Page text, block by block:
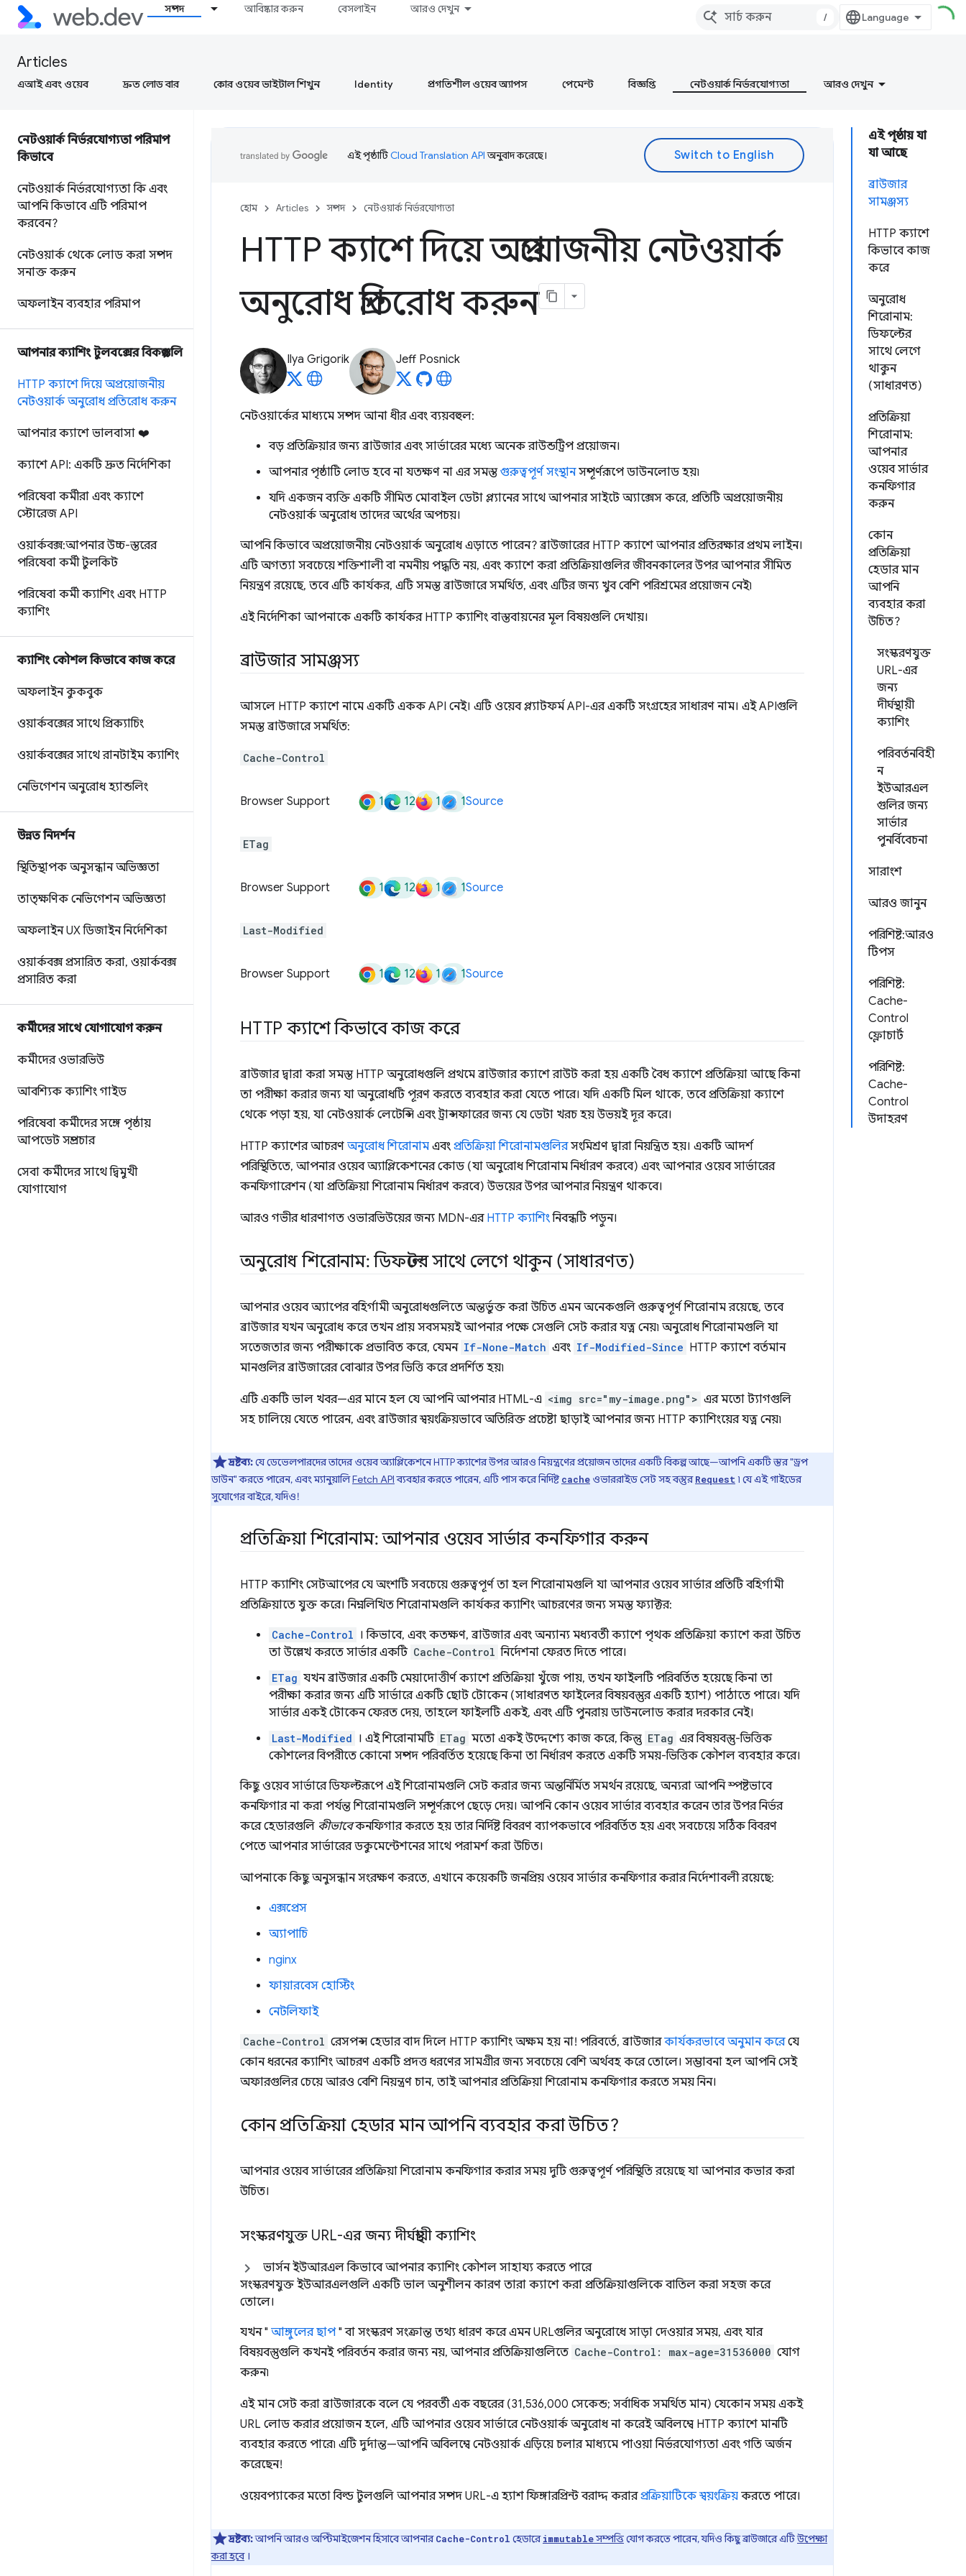
সম্পদ আবিষ্কার করুন বেসলাইন আরও দেখুন
/
Articles
এআই এবং ওয়েব দ্রুত লোড বার কোর ওয়েব ভাইটাল শিখুন Identity প্রগতিশীল ওয়েব অ্যাপস পেমেন্ট বিজ্ঞপ্তি নেটওয়ার্ক নির্ভরযোগ্যতা আরও দেখুন
নেটওয়ার্ক নির্ভরযোগ্যতা পরিমাপ
কিভাবে
নেটওয়ার্ক নির্ভরযোগ্যতা কি এবং
আপনি কিভাবে এটি পরিমাপ
করবেন?
নেটওয়ার্ক থেকে লোড করা সম্পদ
সনাক্ত করুন
অফলাইন ব্যবহার পরিমাপ
আপনার ক্যাশিং টুলবক্সের বিকল্পগুলি
HTTP ক্যাশে দিয়ে অপ্রয়োজনীয়
নেটওয়ার্ক অনুরোধ প্রতিরোধ করুন
আপনার ক্যাশে ভালবাসা ❤️
ক্যাশে API: একটি দ্রুত নির্দেশিকা
পরিষেবা কর্মীরা এবং ক্যাশে
স্টোরেজ API
ওয়ার্কবক্স: আপনার উচ্চ-স্তরের
পরিষেবা কর্মী টুলকিট
পরিষেবা কর্মী ক্যাশিং এবং HTTP
ক্যাশিং
ক্যাশিং কৌশল কিভাবে কাজ করে
অফলাইন কুকবুক
ওয়ার্কবক্সের সাথে প্রিক্যাচিং
ওয়ার্কবক্সের সাথে রানটাইম ক্যাশিং
নেভিগেশন অনুরোধ হ্যান্ডলিং
উন্নত নিদর্শন
স্থিতিস্থাপক অনুসন্ধান অভিজ্ঞতা
তাত্ক্ষণিক নেভিগেশন অভিজ্ঞতা
অফলাইন UX ডিজাইন নির্দেশিকা
ওয়ার্কবক্স প্রসারিত করা, ওয়ার্কবক্স
প্রসারিত করা
কর্মীদের সাথে যোগাযোগ করুন
কর্মীদের ওভারভিউ
আবশ্যিক ক্যাশিং গাইড
পরিষেবা কর্মীদের সঙ্গে পৃষ্ঠায়
আপডেট সম্প্রচার
সেবা কর্মীদের সাথে দ্বিমুখী
যোগাযোগ
এই পৃষ্ঠায় যা
যা আছে
ব্রাউজার
সামঞ্জস্য
HTTP ক্যাশে
কিভাবে কাজ
করে
অনুরোধ
শিরোনাম:
ডিফল্টের
সাথে লেগে
থাকুন
(সাধারণত)
প্রতিক্রিয়া
শিরোনাম:
আপনার
ওয়েব সার্ভার
কনফিগার
করুন
কোন
প্রতিক্রিয়া
হেডার মান
আপনি
ব্যবহার করা
উচিত?
সংস্করণযুক্ত
URL-এর
জন্য
দীর্ঘস্থায়ী
ক্যাশিং
পরিবর্তনবিহী
ন
ইউআরএল
গুলির জন্য
সার্ভার
পুনর্বিবেচনা
সারাংশ
আরও জানুন
পরিশিষ্ট: আরও
টিপস
পরিশিষ্ট:
Cache-
Control
ফ্লোচার্ট
পরিশিষ্ট:
Cache-
Control
উদাহরণ
এই পৃষ্ঠাটিCloud Translation APIঅনুবাদ করেছে।
হোম Articles সম্পদ নেটওয়ার্ক নির্ভরযোগ্যতা
HTTP ক্যাশে দিয়ে অপ্রয়োজনীয় নেটওয়ার্ক
অনুরোধ প্রতিরোধ করুন
Ilya Grigorik Jeff Posnick
নেটওয়ার্কের মাধ্যমে সম্পদ আনা ধীর এবং ব্যয়বহুল:
বড় প্রতিক্রিয়ার জন্য ব্রাউজার এবং সার্ভারের মধ্যে অনেক রাউন্ডট্রিপ প্রয়োজন।
আপনার পৃষ্ঠাটি লোড হবে না যতক্ষণ না এর সমস্তগুরুত্বপূর্ণ সংস্থানসম্পূর্ণরূপে ডাউনলোড হয়৷
যদি একজন ব্যক্তি একটি সীমিত মোবাইল ডেটা প্ল্যানের সাথে আপনার সাইটে অ্যাক্সেস করে, প্রতিটি অপ্রয়োজনীয়
নেটওয়ার্ক অনুরোধ তাদের অর্থের অপচয়।
আপনি কিভাবে অপ্রয়োজনীয় নেটওয়ার্ক অনুরোধ এড়াতে পারেন? ব্রাউজারের HTTP ক্যাশে আপনার প্রতিরক্ষার প্রথম লাইন।
এটি অগত্যা সবচেয়ে শক্তিশালী বা নমনীয় পদ্ধতি নয়, এবং ক্যাশে করা প্রতিক্রিয়াগুলির জীবনকালের উপর আপনার সীমিত
নিয়ন্ত্রণ রয়েছে, তবে এটি কার্যকর, এটি সমস্ত ব্রাউজারে সমর্থিত, এবং এটির জন্য খুব বেশি পরিশ্রমের প্রয়োজন নেই৷
এই নির্দেশিকা আপনাকে একটি কার্যকর HTTP ক্যাশিং বাস্তবায়নের মূল বিষয়গুলি দেখায়।
ব্রাউজার সামঞ্জস্য
আসলে HTTP ক্যাশে নামে একটি একক API নেই। এটি ওয়েব প্ল্যাটফর্ম API-এর একটি সংগ্রহের সাধারণ নাম। এই APIগুলি
সমস্ত ব্রাউজারে সমর্থিত:
Cache-Control
Browser Support 1 12 1 1Source
ETag
Browser Support 1 12 1 1Source
Last-Modified
Browser Support 1 12 1 1Source
HTTP ক্যাশে কিভাবে কাজ করে
ব্রাউজার দ্বারা করা সমস্ত HTTP অনুরোধগুলি প্রথমে ব্রাউজার ক্যাশে রাউট করা হয় একটি বৈধ ক্যাশে প্রতিক্রিয়া আছে কিনা
তা পরীক্ষা করার জন্য যা অনুরোধটি পূরণ করতে ব্যবহার করা যেতে পারে। যদি একটি মিল থাকে, তবে প্রতিক্রিয়া ক্যাশে
থেকে পড়া হয়, যা নেটওয়ার্ক লেটেন্সি এবং ট্রান্সফারের জন্য যে ডেটা খরচ হয় উভয়ই দূর করে।
HTTP ক্যাশের আচরণ অনুরোধ শিরোনাম এবং প্রতিক্রিয়া শিরোনামগুলিরসংমিশ্রণ দ্বারা নিয়ন্ত্রিত হয়। একটি আদর্শ
পরিস্থিতিতে, আপনার ওয়েব অ্যাপ্লিকেশনের কোড (যা অনুরোধ শিরোনাম নির্ধারণ করবে) এবং আপনার ওয়েব সার্ভারের
কনফিগারেশন (যা প্রতিক্রিয়া শিরোনাম নির্ধারণ করবে) উভয়ের উপর আপনার নিয়ন্ত্রণ থাকবে।
আরও গভীর ধারণাগত ওভারভিউয়ের জন্য MDN-এর HTTP ক্যাশিংনিবন্ধটি পড়ুন।
অনুরোধ শিরোনাম: ডিফল্টের সাথে লেগে থাকুন (সাধারণত)
আপনার ওয়েব অ্যাপের বহির্গামী অনুরোধগুলিতে অন্তর্ভুক্ত করা উচিত এমন অনেকগুলি গুরুত্বপূর্ণ শিরোনাম রয়েছে, তবে
ব্রাউজার যখন অনুরোধ করে তখন প্রায় সবসময়ই আপনার পক্ষে সেগুলি সেট করার যত্ন নেয়৷ অনুরোধ শিরোনামগুলি যা
সতেজতার জন্য পরীক্ষাকে প্রভাবিত করে, যেমন If-None-Match এবং If-Modified-Since HTTP ক্যাশে বর্তমান
মানগুলির ব্রাউজারের বোঝার উপর ভিত্তি করে প্রদর্শিত হয়৷
এটি একটি ভাল খবর—এর মানে হল যে আপনি আপনার HTML-এ <img src="my-image.png"> এর মতো ট্যাগগুলি
সহ চালিয়ে যেতে পারেন, এবং ব্রাউজার স্বয়ংক্রিয়ভাবে অতিরিক্ত প্রচেষ্টা ছাড়াই আপনার জন্য HTTP ক্যাশিংয়ের যত্ন নেয়৷
দ্রষ্টব্য:যে ডেভেলপারদের তাদের ওয়েব অ্যাপ্লিকেশনে HTTP ক্যাশের উপর আরও নিয়ন্ত্রণের প্রয়োজন তাদের একটি বিকল্প আছে—আপনি একটি স্তর "ড্রপ
ডাউন" করতে পারেন, এবং ম্যানুয়ালিFetch APIব্যবহার করতে পারেন, এটি পাস করে নির্দিষ্টcache ওভাররাইড সেট সহ বস্তুরRequest ৷ যে এই গাইডের
সুযোগের বাইরে, যদিও!
প্রতিক্রিয়া শিরোনাম: আপনার ওয়েব সার্ভার কনফিগার করুন
HTTP ক্যাশিং সেটআপের যে অংশটি সবচেয়ে গুরুত্বপূর্ণ তা হল শিরোনামগুলি যা আপনার ওয়েব সার্ভার প্রতিটি বহির্গামী
প্রতিক্রিয়াতে যুক্ত করে। নিম্নলিখিত শিরোনামগুলি কার্যকর ক্যাশিং আচরণের জন্য সমস্ত ফ্যাক্টর:
Cache-Control । কিভাবে, এবং কতক্ষণ, ব্রাউজার এবং অন্যান্য মধ্যবর্তী ক্যাশে পৃথক প্রতিক্রিয়া ক্যাশে করা উচিত
তা উল্লেখ করতে সার্ভার একটি Cache-Control নির্দেশনা ফেরত দিতে পারে।
ETag যখন ব্রাউজার একটি মেয়াদোত্তীর্ণ ক্যাশে প্রতিক্রিয়া খুঁজে পায়, তখন ফাইলটি পরিবর্তিত হয়েছে কিনা তা
পরীক্ষা করার জন্য এটি সার্ভারে একটি ছোট টোকেন (সাধারণত ফাইলের বিষয়বস্তুর একটি হ্যাশ) পাঠাতে পারে। যদি
সার্ভার একই টোকেন ফেরত দেয়, তাহলে ফাইলটি একই, এবং এটি পুনরায় ডাউনলোড করার দরকার নেই।
Last-Modified । এই শিরোনামটি ETag মতো একই উদ্দেশ্যে কাজ করে, কিন্তু ETag এর বিষয়বস্তু-ভিত্তিক
কৌশলের বিপরীতে কোনো সম্পদ পরিবর্তিত হয়েছে কিনা তা নির্ধারণ করতে একটি সময়-ভিত্তিক কৌশল ব্যবহার করে।
কিছু ওয়েব সার্ভারে ডিফল্টরূপে এই শিরোনামগুলি সেট করার জন্য অন্তর্নির্মিত সমর্থন রয়েছে, অন্যরা আপনি স্পষ্টভাবে
কনফিগার না করা পর্যন্ত শিরোনামগুলি সম্পূর্ণরূপে ছেড়ে দেয়। আপনি কোন ওয়েব সার্ভার ব্যবহার করেন তার উপর নির্ভর
করে হেডারগুলি কীভাবেকনফিগার করতে হয় তার নির্দিষ্ট বিবরণ ব্যাপকভাবে পরিবর্তিত হয় এবং সবচেয়ে সঠিক বিবরণ
পেতে আপনার সার্ভারের ডকুমেন্টেশনের সাথে পরামর্শ করা উচিত।
আপনাকে কিছু অনুসন্ধান সংরক্ষণ করতে, এখানে কয়েকটি জনপ্রিয় ওয়েব সার্ভার কনফিগার করার নির্দেশাবলী রয়েছে:
এক্সপ্রেস
অ্যাপাচি
nginx
ফায়ারবেস হোস্টিং
নেটলিফাই
Cache-Control রেসপন্স হেডার বাদ দিলে HTTP ক্যাশিং অক্ষম হয় না! পরিবর্তে, ব্রাউজারকার্যকরভাবে অনুমান করেযে
কোন ধরনের ক্যাশিং আচরণ একটি প্রদত্ত ধরণের সামগ্রীর জন্য সবচেয়ে বেশি অর্থবহ করে তোলে। সম্ভাবনা হল আপনি সেই
অফারগুলির চেয়ে আরও বেশি নিয়ন্ত্রণ চান, তাই আপনার প্রতিক্রিয়া শিরোনাম কনফিগার করতে সময় নিন।
কোন প্রতিক্রিয়া হেডার মান আপনি ব্যবহার করা উচিত?
আপনার ওয়েব সার্ভারের প্রতিক্রিয়া শিরোনাম কনফিগার করার সময় দুটি গুরুত্বপূর্ণ পরিস্থিতি রয়েছে যা আপনার কভার করা
উচিত।
সংস্করণযুক্ত URL-এর জন্য দীর্ঘস্থায়ী ক্যাশিং
ভার্সন ইউআরএল কিভাবে আপনার ক্যাশিং কৌশল সাহায্য করতে পারে
সংস্করণযুক্ত ইউআরএলগুলি একটি ভাল অনুশীলন কারণ তারা ক্যাশে করা প্রতিক্রিয়াগুলিকে বাতিল করা সহজ করে
তোলে।
যখন " আঙ্গুলের ছাপ" বা সংস্করণ সংক্রান্ত তথ্য ধারণ করে এমন URLগুলির অনুরোধে সাড়া দেওয়ার সময়, এবং যার
বিষয়বস্তুগুলি কখনই পরিবর্তন করার জন্য নয়, আপনার প্রতিক্রিয়াগুলিতে Cache-Control: max-age=31536000 যোগ
করুন৷
এই মান সেট করা ব্রাউজারকে বলে যে পরবর্তী এক বছরের (31,536,000 সেকেন্ড; সর্বাধিক সমর্থিত মান) যেকোন সময় একই
URL লোড করার প্রয়োজন হলে, এটি আপনার ওয়েব সার্ভারে নেটওয়ার্ক অনুরোধ না করেই অবিলম্বে HTTP ক্যাশে মানটি
ব্যবহার করতে পারে৷ এটি দুর্দান্ত—আপনি অবিলম্বে নেটওয়ার্ক এড়িয়ে চলার মাধ্যমে পাওয়া নির্ভরযোগ্যতা এবং গতি অর্জন
করেছেন!
ওয়েবপ্যাকের মতো বিল্ড টুলগুলি আপনার সম্পদ URL-এ হ্যাশ ফিঙ্গারপ্রিন্ট বরাদ্দ করারপ্রক্রিয়াটিকে স্বয়ংক্রিয় করতে পারে।
দ্রষ্টব্য:আপনি আরও অপ্টিমাইজেশন হিসাবে আপনারCache-Control হেডারেimmutableসম্পত্তিযোগ করতে পারেন, যদিও কিছু ব্রাউজারে এটিউপেক্ষা
করা হবে।